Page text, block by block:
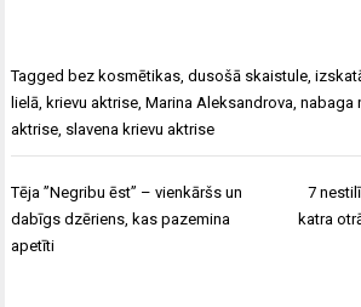
Taggedbez kosmētikas ,dusošā skaistule ,
lielā ,krievu aktrise ,Marina Aleksandrova ,nabaga
aktrise slavena krievu aktrise
Ziņu
izvēlne
Tēja ”Negribu ēst” – vienkāršs un
dabīgs dzēriens, kas pazemina
apetīti
7
katra